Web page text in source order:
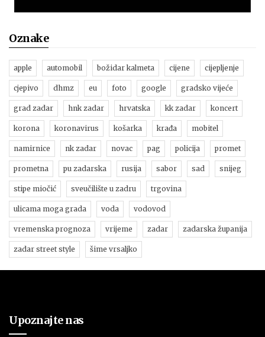
Oznake
apple automobil božidar kalmeta cijene cijepljenje
cjepivo dhmz eu foto google gradsko vijeće
grad zadar hnk zadar hrvatska kk zadar koncert
korona koronavirus košarka krađa mobitel
namirnice nk zadar novac pag policija promet
prometna pu zadarska rusija sabor sad snijeg
stipe miočić sveučilište u zadru trgovina
ulicama moga grada voda vodovod
vremenska prognoza vrijeme zadar zadarska županija
zadar street style šime vrsaljko
Upoznajte nas